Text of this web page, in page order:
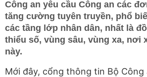
Công an yêu cầu Công an các
tăng cường tuyên truyền, phổ
các tầng lớp nhân dân, nhất là
thiểu số, vùng sâu, vùng xa, nơi
này.
Mới đây, cổng thông tin Bộ